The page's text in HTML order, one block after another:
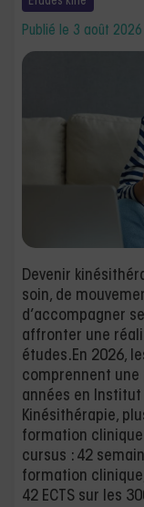
Publié le 3 août 2026
Devenir
soin, de
d’accompagner
affronter une
études.En 2026,
comprennent une
années en
Kinésithérapie,
formation
cursus : 42
formation
42 ECTS sur les